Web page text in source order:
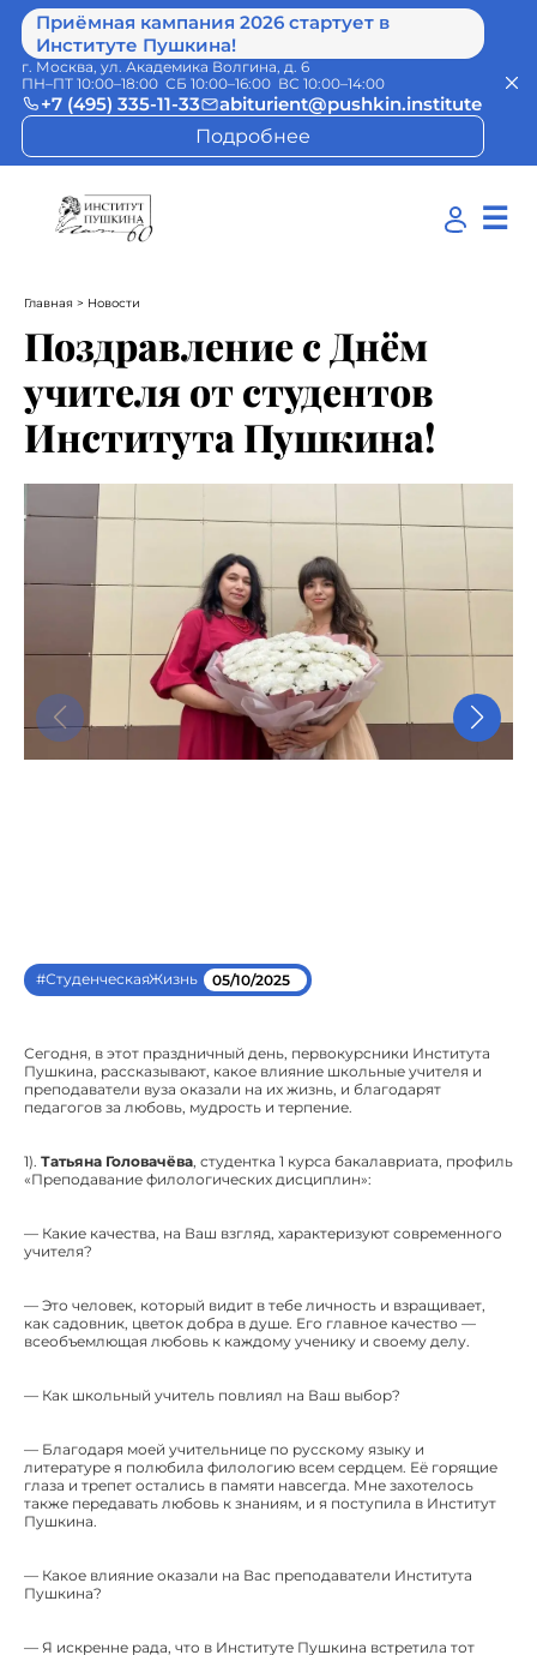
Приёмная кампания 2026 стартует в
Институте Пушкина!
г. Москва, ул. Академика Волгина, д. 6
ПН–ПТ 10:00–18:00 СБ 10:00–16:00 ВС 10:00–14:00
+7 (495) 335-11-33
abiturient@pushkin.institute
Подробнее
☰
Главная > Новости
Поздравление с Днём
учителя от студентов
Института Пушкина!
#СтуденческаяЖизнь 05/10/2025
Сегодня, в этот праздничный день, первокурсники Института
Пушкина, рассказывают, какое влияние школьные учителя и
преподаватели вуза оказали на их жизнь, и благодарят
педагогов за любовь, мудрость и терпение.
1). Татьяна Головачёва, студентка 1 курса бакалавриата, профиль
«Преподавание филологических дисциплин»:
— Какие качества, на Ваш взгляд, характеризуют современного
учителя?
— Это человек, который видит в тебе личность и взращивает,
как садовник, цветок добра в душе. Его главное качество —
всеобъемлющая любовь к каждому ученику и своему делу.
— Как школьный учитель повлиял на Ваш выбор?
— Благодаря моей учительнице по русскому языку и
литературе я полюбила филологию всем сердцем. Её горящие
глаза и трепет остались в памяти навсегда. Мне захотелось
также передавать любовь к знаниям, и я поступила в Институт
Пушкина.
— Какое влияние оказали на Вас преподаватели Института
Пушкина?
— Я искренне рада, что в Институте Пушкина встретила тот